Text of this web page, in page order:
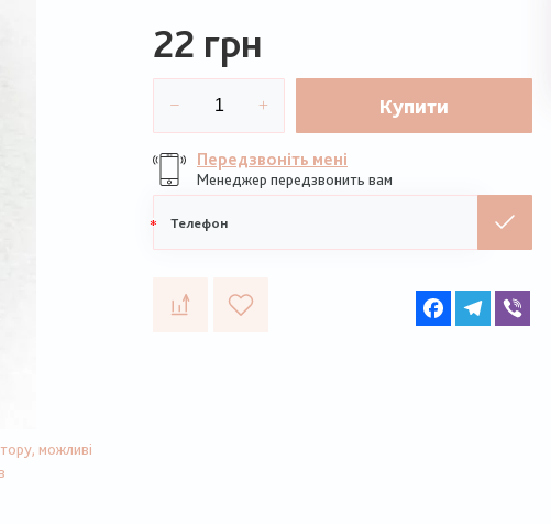
можливі
22 грн
Купити
Передзвоніть мені
Менеджер передзвонить вам
телефон
FacebookTelegram